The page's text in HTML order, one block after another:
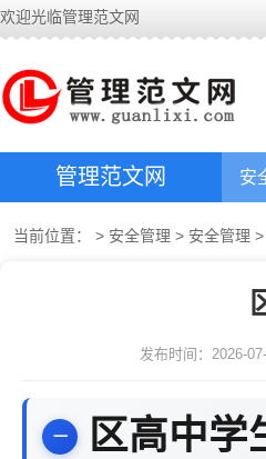
欢迎光临管理范文网
管理范文网 安
当前位置： > 安全管理 > 安全管理 >
发布时间：2026-
区高中学